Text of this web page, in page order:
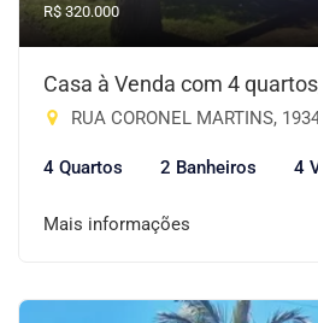
R$ 320.000
Casa à Venda com 4
RUA CORONEL MARTINS,
4 Quartos 2 Banheiros 4
Mais informações